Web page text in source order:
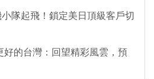
隊起飛！鎖定美日頂級客戶切
的台灣：回望精彩風雲，預